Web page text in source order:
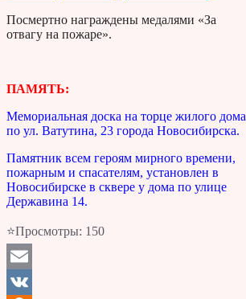
Посмертно награждены медалями «За
отвагу на пожаре».
ПАМЯТЬ:
Мемориальная доска на торце жилого дома
по ул. Ватутина, 23 города Новосибирска.
Памятник всем героям мирного времени,
пожарным и спасателям, установлен в
Новосибирске в сквере у дома по улице
Державина 14.
⭐Просмотры: 150
Email